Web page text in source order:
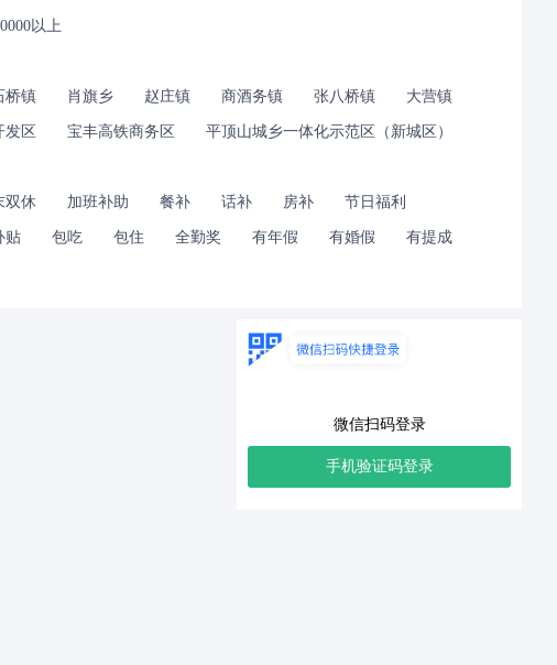
以上
桥镇 肖旗乡 赵庄镇 商酒务镇 张八桥镇 大营镇
发区 宝丰高铁商务区 平顶山城乡一体化示范区（新城区）
双休 加班补助 餐补 话补 房补 节日福利
贴 包吃 包住 全勤奖 有年假 有婚假 有提成
微信扫码登录
手机验证码登录